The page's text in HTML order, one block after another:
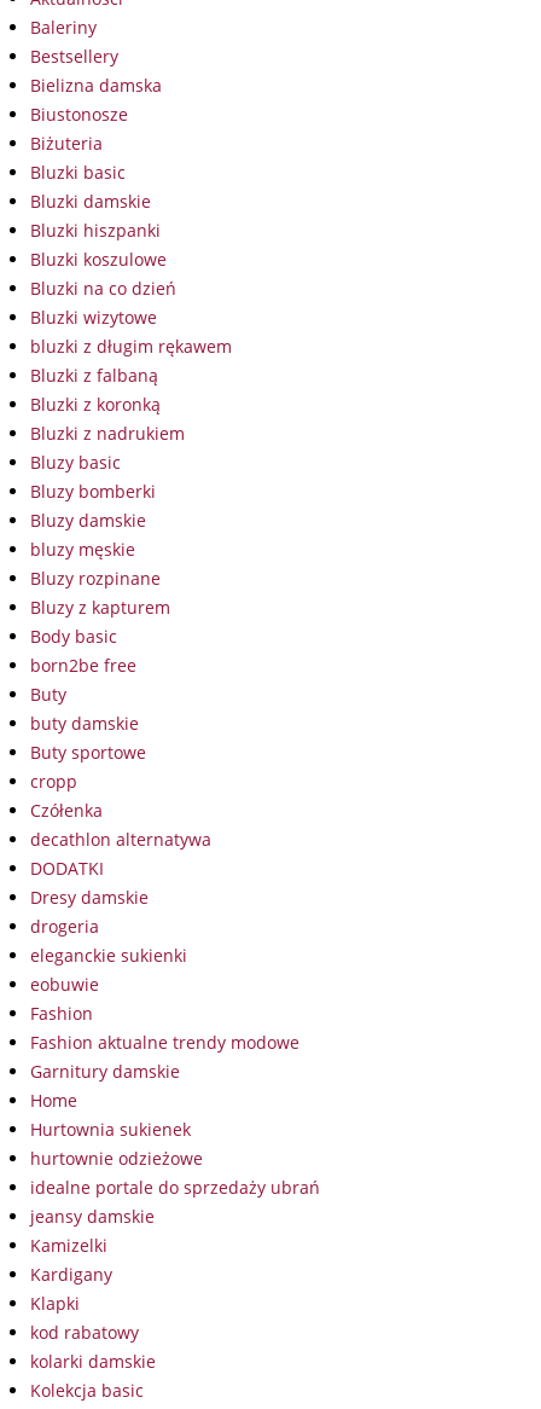
Baleriny
Bestsellery
Bielizna damska
Biustonosze
Biżuteria
Bluzki basic
Bluzki damskie
Bluzki hiszpanki
Bluzki koszulowe
Bluzki na co dzień
Bluzki wizytowe
bluzki z długim rękawem
Bluzki z falbaną
Bluzki z koronką
Bluzki z nadrukiem
Bluzy basic
Bluzy bomberki
Bluzy damskie
bluzy męskie
Bluzy rozpinane
Bluzy z kapturem
Body basic
born2be free
Buty
buty damskie
Buty sportowe
cropp
Czółenka
decathlon alternatywa
DODATKI
Dresy damskie
drogeria
eleganckie sukienki
eobuwie
Fashion
Fashion aktualne trendy modowe
Garnitury damskie
Home
Hurtownia sukienek
hurtownie odzieżowe
idealne portale do sprzedaży ubrań
jeansy damskie
Kamizelki
Kardigany
Klapki
kod rabatowy
kolarki damskie
Kolekcja basic